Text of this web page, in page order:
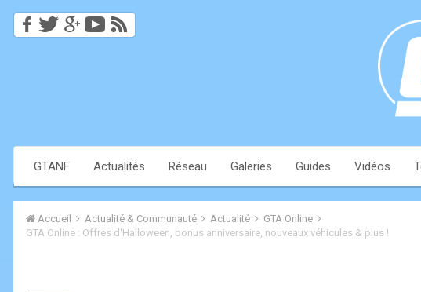
GTANF Actualités Réseau Galeries Guides Vidéos
Accueil Actualité & Communauté Actualité
GTA Online
GTA Online : Offres d'Halloween, bonus anniversaire, nouveaux véhicules & plus !